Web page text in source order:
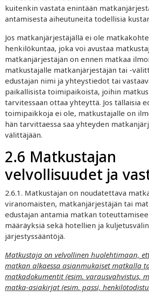
kuitenkin vastata enintään
antamisesta aiheutuneita todellisia
Jos matkanjärjestäjällä ei ole
henkilökuntaa, joka voi avustaa
matkanjärjestäjän on ennen matkaa
matkustajalle matkanjärjestäjän tai -
edustajan nimi ja yhteystiedot tai
paikallisista toimipaikoista, joihin
tarvitessaan ottaa yhteyttä. Jos tällaisia
toimipaikkoja ei ole, matkustajalle on
hän tarvittaessa saa yhteyden
välittäjään.
2.6 Matkustajan
velvollisuudet ja
2.6.1. Matkustajan on noudatettava
viranomaisten, matkanjärjestäjän tai
edustajan antamia matkan
määräyksiä sekä hotellien ja
järjestyssääntöjä.
Matkustaja on velvollinen huolehtimaan,
matkan alkaessa asianmukaiset matkalla
matkadokumentit (esim. varausvahvistus,
matka-asiakirjat (esim. passi,